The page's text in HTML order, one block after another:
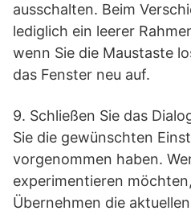
ausschalten. Beim
lediglich ein leerer
wenn Sie die Maustaste
das Fenster neu auf.
9. Schließen Sie das
Sie die gewünschten
vorgenommen haben.
experimentieren
Übernehmen die